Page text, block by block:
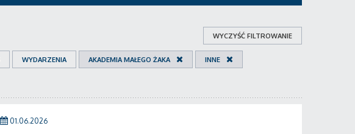
WYCZYŚĆ FILTROWANIE
WYDARZENIA AKADEMIA MAŁEGO ŻAKA INNE
01.06.2026